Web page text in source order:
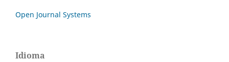
Open Journal Systems
Idioma